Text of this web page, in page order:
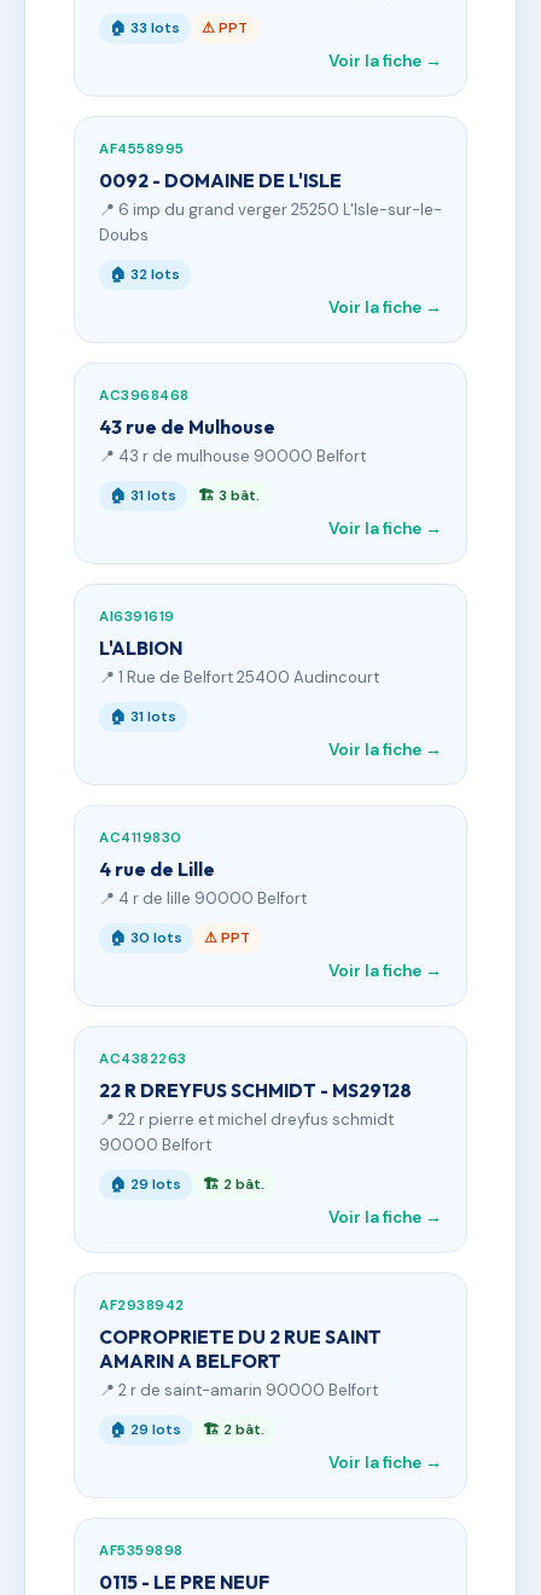
🏠 33 lots ⚠ PPT
Voir la fiche →
AF4558995
0092 - DOMAINE DE L'ISLE
📍 6 imp du grand verger 25250 L'Isle-sur-le-
Doubs
🏠 32 lots
Voir la fiche →
AC3968468
43 rue de Mulhouse
📍 43 r de mulhouse 90000 Belfort
🏠 31 lots 🏗 3 bât.
Voir la fiche →
AI6391619
L'ALBION
📍 1 Rue de Belfort 25400 Audincourt
🏠 31 lots
Voir la fiche →
AC4119830
4 rue de Lille
📍 4 r de lille 90000 Belfort
🏠 30 lots ⚠ PPT
Voir la fiche →
AC4382263
22 R DREYFUS SCHMIDT - MS29128
📍 22 r pierre et michel dreyfus schmidt
90000 Belfort
🏠 29 lots 🏗 2 bât.
Voir la fiche →
AF2938942
COPROPRIETE DU 2 RUE SAINT
AMARIN A BELFORT
📍 2 r de saint-amarin 90000 Belfort
🏠 29 lots 🏗 2 bât.
Voir la fiche →
AF5359898
0115 - LE PRE NEUF